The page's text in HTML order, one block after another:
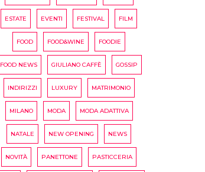
ESTATE EVENTI FESTIVAL FILM
FOOD FOOD&WINE FOODIE
FOOD NEWS GIULIANO CAFFÈ GOSSIP
INDIRIZZI LUXURY MATRIMONIO
MILANO MODA MODA ADATTIVA
NATALE NEW OPENING NEWS
NOVITÀ PANETTONE PASTICCERIA